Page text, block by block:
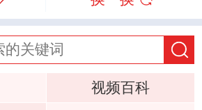
视频百科